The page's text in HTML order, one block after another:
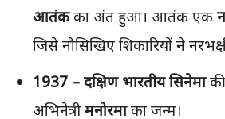
आतंकका अंत हुआ। आतंक एक
जिसे नौसिखिए शिकारियों ने
1937 –दक्षिण भारतीयसिनेमा
अभिनेत्रीमनोरमाका जन्म।